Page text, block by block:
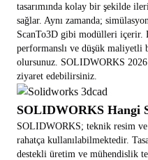
tasarımında kolay bir şekilde
sağlar. Aynı zamanda;
ScanTo3D gibi modülleri içerir.
performanslı ve düşük maliyetli
olursunuz. SOLIDWORKS 2026
ziyaret edebilirsiniz.
SOLIDWORKS Hangi
SOLIDWORKS; teknik resim ve
rahatça kullanılabilmektedir.
destekli üretim ve mühendislik